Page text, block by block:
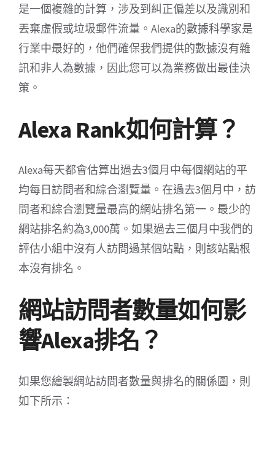
是一個複雜的計算，涉及到糾正偏差以及識別和
丟棄虛假或垃圾郵件流量。Alexa的數據科學家是
行業中最好的，他們確保我們提供的數據沒有雜
訊和非人為數據，因此您可以為業務做出最佳決
策。
Alexa Rank如何計算？
Alexa每天都會估算出過去3個月中每個網站的平
均每日訪問者和綜合瀏覽量。在過去3個月中，訪
問者和綜合瀏覽量最高的網站排名第一。最少的
網站排名約為3,000萬。如果過去三個月中我們的
評估小組中沒有人訪問過某個站點，則該站點根
本沒有排名。
網站訪問者數量如何影
響Alexa排名？
如果您繪製網站訪問者數量與排名的關係圖，則
如下所示：